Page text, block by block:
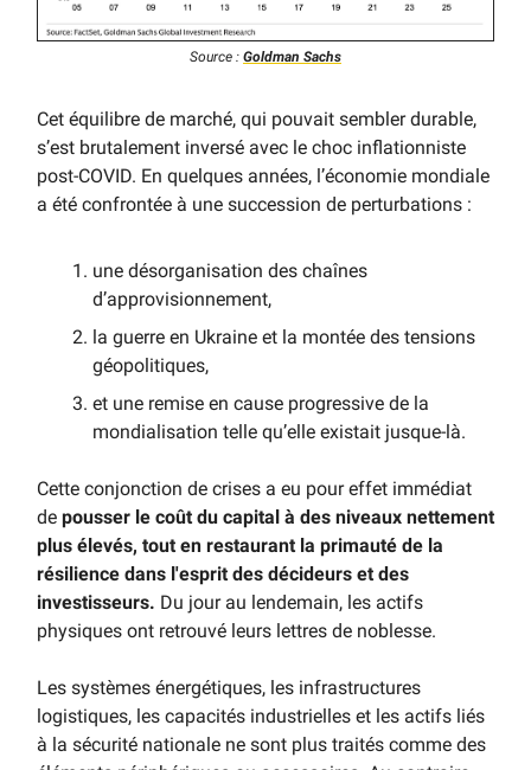
Source : Goldman Sachs
Cet équilibre de marché, qui pouvait sembler durable,
s’est brutalement inversé avec le choc inflationniste
post-COVID. En quelques années, l’économie mondiale
a été confrontée à une succession de perturbations :
une désorganisation des chaînes
d’approvisionnement,
la guerre en Ukraine et la montée des tensions
géopolitiques,
et une remise en cause progressive de la
mondialisation telle qu’elle existait jusque-là.
Cette conjonction de crises a eu pour effet immédiat
de pousser le coût du capital à des niveaux nettement
plus élevés, tout en restaurant la primauté de la
résilience dans l'esprit des décideurs et des
investisseurs. Du jour au lendemain, les actifs
physiques ont retrouvé leurs lettres de noblesse.
Les systèmes énergétiques, les infrastructures
logistiques, les capacités industrielles et les actifs liés
à la sécurité nationale ne sont plus traités comme des